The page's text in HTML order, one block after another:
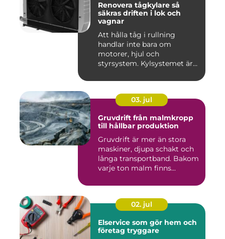
Renovera tågkylare så
säkras driften i lok och
vagnar
Att hålla tåg i rullning
handlar inte bara om
motorer, hjul och
styrsystem. Kylsystemet är
03. jul
Gruvdrift från malmkropp
till hållbar produktion
Gruvdrift är mer än stora
maskiner, djupa schakt och
långa transportband. Bakom
varje ton malm finns...
02. jul
Elservice som gör hem och
företag tryggare